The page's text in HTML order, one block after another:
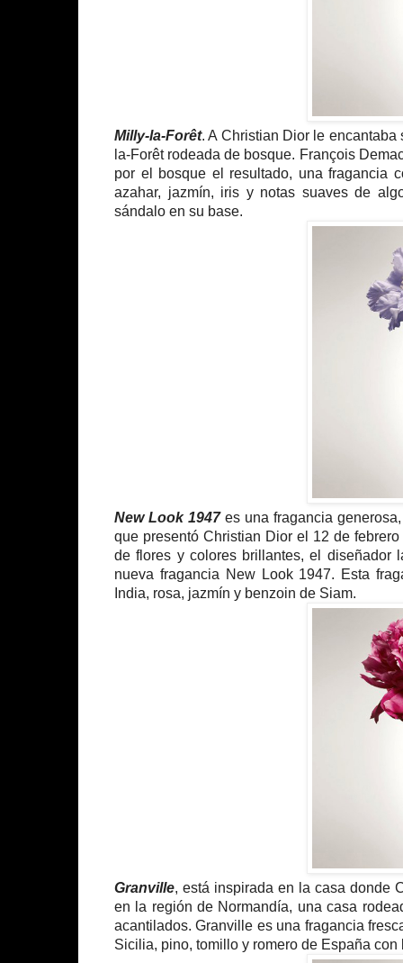
Milly-la-Forêt. A Christian Dior le
la-Forêt rodeada de bosque. François
por el bosque el resultado, una fragancia
azahar, jazmín, iris y notas suaves de
sándalo en su base.
New Look 1947es una fragancia
que presentó Christian Dior el 12 de
de flores y colores brillantes, el diseñador
nueva fragancia New Look 1947. Esta
India, rosa, jazmín y benzoin de Siam.
Granville, está inspirada en la casa donde
en la región de Normandía, una casa
acantilados. Granville es una fragancia
Sicilia, pino, tomillo y romero de España